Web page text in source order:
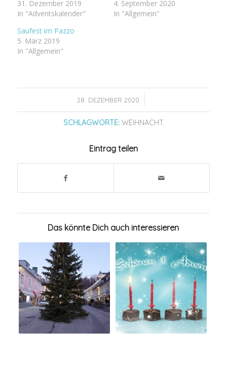
31. Dezember 2019
In "Adventskalender"
4. September 2020
In "Allgemein"
Saufest im Pazzo
5. März 2019
In "Allgemein"
28. DEZEMBER 2020
/
SCHLAGWORTE: WEIHNACHT
Eintrag teilen
Das könnte Dich auch interessieren